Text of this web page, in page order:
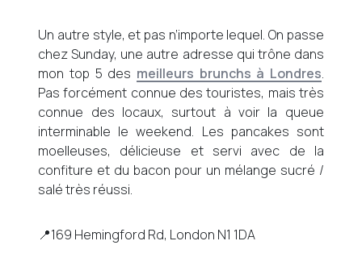
Un autre style, et pas n’importe lequel. On passe
chez Sunday, une autre adresse qui trône dans
mon top 5 des meilleurs brunchs à Londres.
Pas forcément connue des touristes, mais très
connue des locaux, surtout à voir la queue
interminable le weekend. Les pancakes sont
moelleuses, délicieuse et servi avec de la
confiture et du bacon pour un mélange sucré /
salé très réussi.
📍169 Hemingford Rd, London N1 1DA